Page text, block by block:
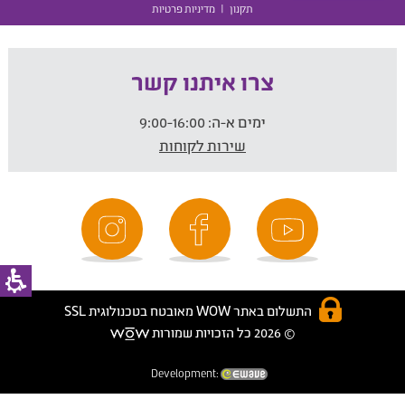
תקנון | מדיניות פרטיות
צרו איתנו קשר
ימים א-ה:
שירות לקוחות
התשלום באתר WOW מאובטח בטכנולוגית SSL
© 2026 כל הזכויות שמורות
Development: